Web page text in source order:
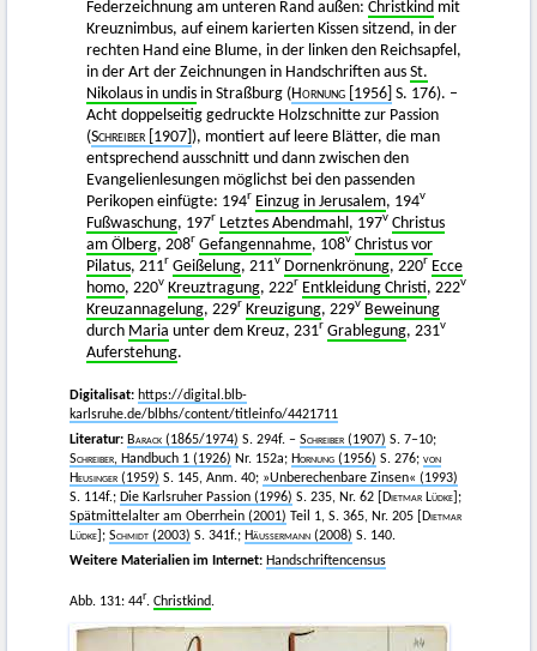
Federzeichnung am unteren Rand außen: Christkind mit
Kreuznimbus, auf einem karierten Kissen sitzend, in der
rechten Hand eine Blume, in der linken den Reichsapfel,
in der Art der Zeichnungen in Handschriften aus St.
Nikolaus in undis in Straßburg ( Hornung [1956] S. 176). –
Acht doppelseitig gedruckte Holzschnitte zur Passion
(Schreiber [1907] ), montiert auf leere Blätter, die man
entsprechend ausschnitt und dann zwischen den
Evangelienlesungen möglichst bei den passenden
Perikopen einfügte: 194r Einzug in Jerusalem, 194v
Fußwaschung, 197r Letztes Abendmahl , 197v Christus
am Ölberg, 208r Gefangennahme, 108v Christus vor
Pilatus, 211r Geißelung, 211v Dornenkrönung, 220r Ecce
homo, 220v Kreuztragung, 222r Entkleidung Christi, 222v
Kreuzannagelung, 229r Kreuzigung, 229v Beweinung
durch Maria unter dem Kreuz, 231r Grablegung, 231v
Auferstehung.
Digitalisat: https://digital.blb-
karlsruhe.de/blbhs/content/titleinfo/4421711
Literatur: Barack (1865/1974) S. 294f. – Schreiber (1907) S. 7–10;
Schreiber, Handbuch 1 (1926) Nr. 152a; Hornung (1956) S. 276; von
Heusinger (1959) S. 145, Anm. 40; »Unberechenbare Zinsen« (1993)
S. 114f.; Die Karlsruher Passion (1996) S. 235, Nr. 62 [ Dietmar Lüdke] ;
Spätmittelalter am Oberrhein (2001) Teil 1, S. 365, Nr. 205 [
Dietmar
Lüdke] ; Schmidt (2003) S. 341f.; Häussermann (2008) S. 140.
Weitere Materialien im Internet: Handschriftencensus
Abb. 131: 44r. Christkind.